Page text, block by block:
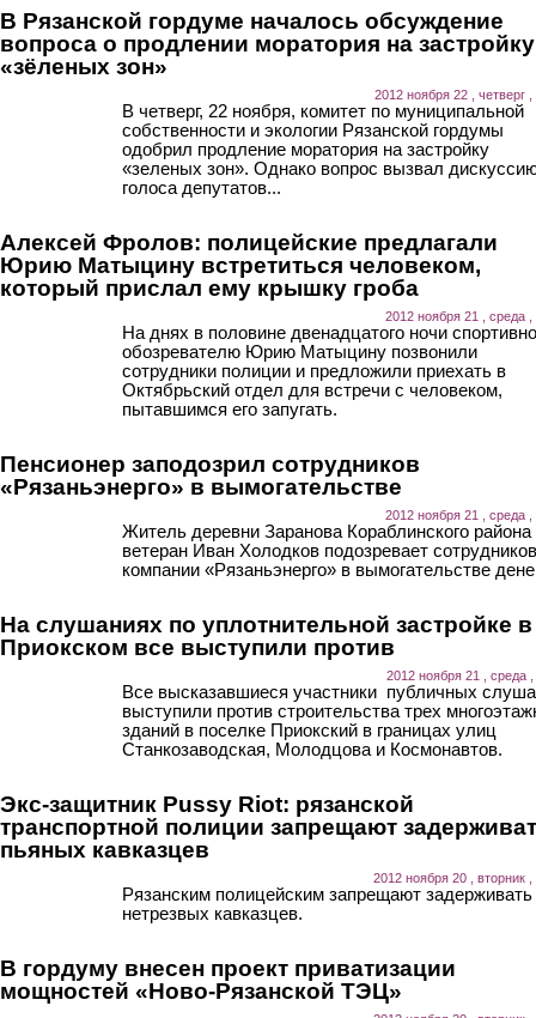
В Рязанской гордуме началось обсуждение
вопроса о продлении моратория на застройку
«зёленых зон»
2012 ноября 22 , четверг ,
В четверг, 22 ноября, комитет по муниципальной
собственности и экологии Рязанской гордумы
одобрил продление моратория на застройку
«зеленых зон». Однако вопрос вызвал
голоса депутатов...
Алексей Фролов: полицейские предлагали
Юрию Матыцину встретиться человеком,
который прислал ему крышку гроба
2012 ноября 21 , среда ,
На днях в половине двенадцатого ночи
обозревателю Юрию Матыцину позвонили
сотрудники полиции и предложили приехать в
Октябрьский отдел для встречи с человеком,
пытавшимся его запугать.
Пенсионер заподозрил сотрудников
«Рязаньэнерго» в вымогательстве
2012 ноября 21 , среда ,
Житель деревни Заранова Кораблинского района
ветеран Иван Холодков подозревает сотрудников
компании «Рязаньэнерго» в вымогательстве
На слушаниях по уплотнительной застройке в
Приокском все выступили против
2012 ноября 21 , среда ,
Все высказавшиеся участники публичных
выступили против строительства трех
зданий в поселке Приокский в границах улиц
Станкозаводская, Молодцова и Космонавтов.
Экс-защитник Pussy Riot: рязанской
транспортной полиции запрещают
пьяных кавказцев
2012 ноября 20 , вторник ,
Рязанским полицейским запрещают задерживать
нетрезвых кавказцев.
В гордуму внесен проект приватизации
мощностей «Ново-Рязанской ТЭЦ»